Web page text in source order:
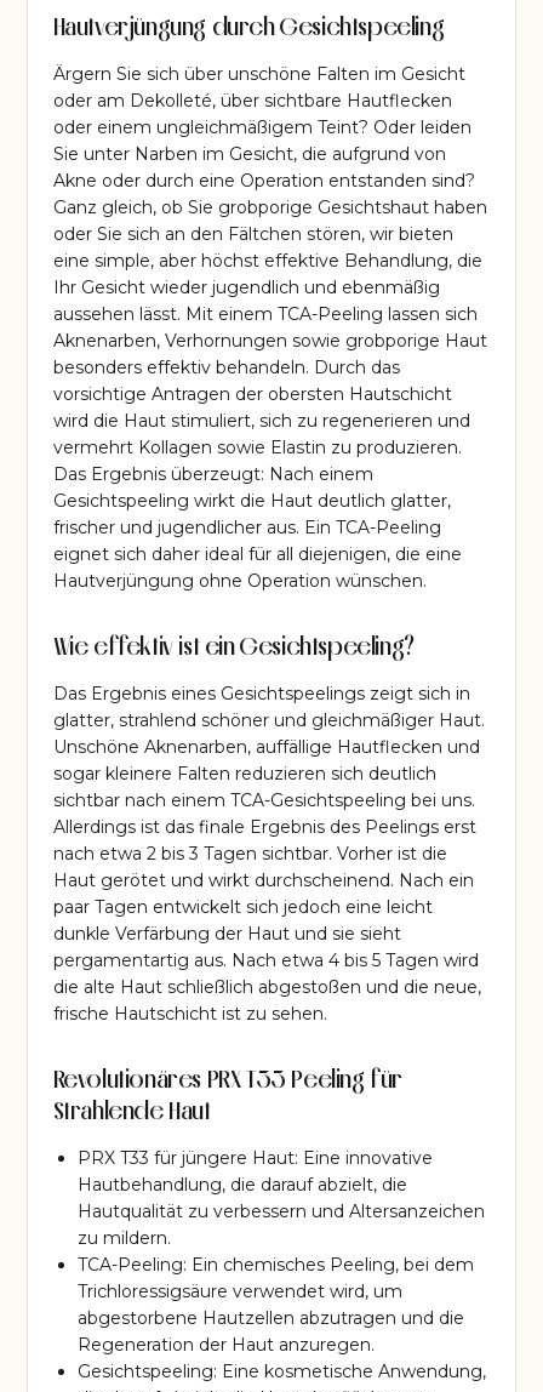
Hautverjüngung durch Gesichtspeeling
Ärgern Sie sich über unschöne Falten im Gesicht
oder am Dekolleté, über sichtbare Hautflecken
oder einem ungleichmäßigem Teint? Oder leiden
Sie unter Narben im Gesicht, die aufgrund von
Akne oder durch eine Operation entstanden sind?
Ganz gleich, ob Sie grobporige Gesichtshaut haben
oder Sie sich an den Fältchen stören, wir bieten
eine simple, aber höchst effektive Behandlung, die
Ihr Gesicht wieder jugendlich und ebenmäßig
aussehen lässt. Mit einem TCA-Peeling lassen sich
Aknenarben, Verhornungen sowie grobporige Haut
besonders effektiv behandeln. Durch das
vorsichtige Antragen der obersten Hautschicht
wird die Haut stimuliert, sich zu regenerieren und
vermehrt Kollagen sowie Elastin zu produzieren.
Das Ergebnis überzeugt: Nach einem
Gesichtspeeling wirkt die Haut deutlich glatter,
frischer und jugendlicher aus. Ein TCA-Peeling
eignet sich daher ideal für all diejenigen, die eine
Hautverjüngung ohne Operation wünschen.
Wie effektiv ist ein Gesichtspeeling?
Das Ergebnis eines Gesichtspeelings zeigt sich in
glatter, strahlend schöner und gleichmäßiger Haut.
Unschöne Aknenarben, auffällige Hautflecken und
sogar kleinere Falten reduzieren sich deutlich
sichtbar nach einem TCA-Gesichtspeeling bei uns.
Allerdings ist das finale Ergebnis des Peelings erst
nach etwa 2 bis 3 Tagen sichtbar. Vorher ist die
Haut gerötet und wirkt durchscheinend. Nach ein
paar Tagen entwickelt sich jedoch eine leicht
dunkle Verfärbung der Haut und sie sieht
pergamentartig aus. Nach etwa 4 bis 5 Tagen wird
die alte Haut schließlich abgestoßen und die neue,
frische Hautschicht ist zu sehen.
Revolutionäres PRX T33 Peeling für
Strahlende Haut
PRX T33 für jüngere Haut: Eine innovative
Hautbehandlung, die darauf abzielt, die
Hautqualität zu verbessern und Altersanzeichen
zu mildern.
TCA-Peeling: Ein chemisches Peeling, bei dem
Trichloressigsäure verwendet wird, um
abgestorbene Hautzellen abzutragen und die
Regeneration der Haut anzuregen.
Gesichtspeeling: Eine kosmetische Anwendung,